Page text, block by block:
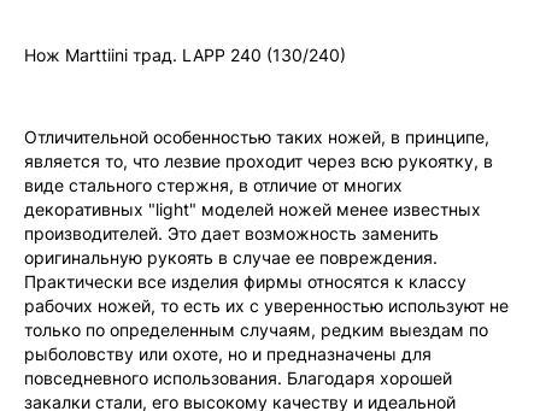
Нож Marttiini трад. LAPP 240 (130/240)
Отличительной особенностью таких ножей, в принципе,
является то, что лезвие проходит через всю рукоятку, в
виде стального стержня, в отличие от многих
декоративных "light" моделей ножей менее известных
производителей. Это дает возможность заменить
оригинальную рукоять в случае ее повреждения.
Практически все изделия фирмы относятся к классу
рабочих ножей, то есть их с уверенностью используют не
только по определенным случаям, редким выездам по
рыболовству или охоте, но и предназначены для
повседневного использования. Благодаря хорошей
закалки стали, его высокому качеству и идеальной